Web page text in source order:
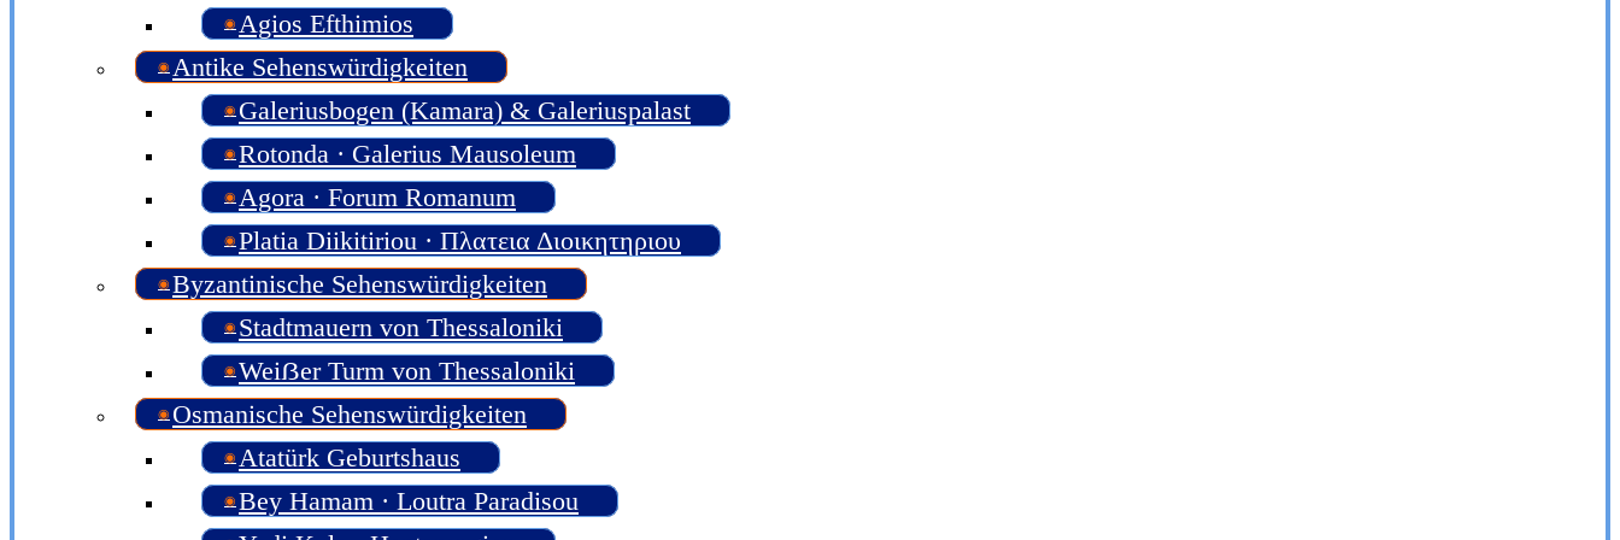
Agios Efthimios
Antike Sehenswürdigkeiten
Galeriusbogen (Kamara) & Galeriuspalast
Rotonda · Galerius Mausoleum
Agora · Forum Romanum
Platia Diikitiriou · Πλατεια Διοικητηριου
Byzantinische Sehenswürdigkeiten
Stadtmauern von Thessaloniki
Weiẞer Turm von Thessaloniki
Osmanische Sehenswürdigkeiten
Atatürk Geburtshaus
Bey Hamam · Loutra Paradisou